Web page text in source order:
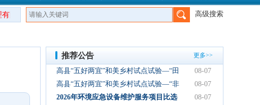
司、四川广群工程项目管理有限公司、四川锦鑫川荣工程咨询有限
高级搜索
推荐公告 更多>>
高县“五好两宜”和美乡村试点试验—“田
园逸趣•农耕研学”农文旅融合新场景项
目初步设计服务结果公告
08-07
高县“五好两宜”和美乡村试点试验—“非
遗传承·研学体验”文化产业园建设项目
08-07
2026年环境应急设备维护服务项目比选
08-07